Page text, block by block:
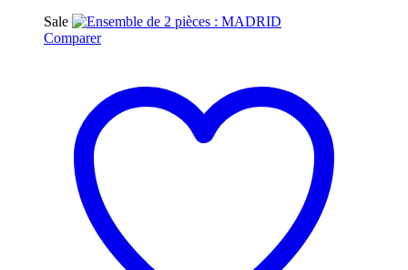
Sale
Comparer